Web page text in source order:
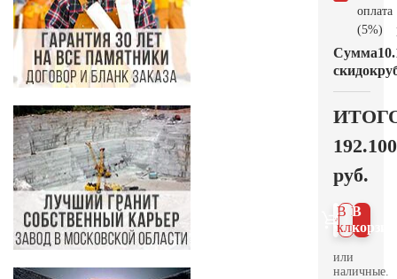
оплата
(5%)
Сумма
скидок
192.100
руб.
В
В 1
клик
или
наличные.